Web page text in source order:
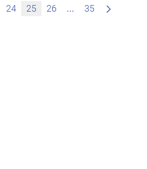
Zwischenseiten Navigieren mit TAB-
24 25 26 ... Zwischenseiten
35